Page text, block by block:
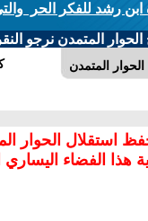
رشد للفكر الحر
المتمدن نرجو
الحوار المتمدن
استقلال الحوار
هذا الفضاء اليساري